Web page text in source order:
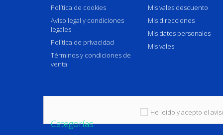
Política de cookies
Aviso legal y condiciones
legales
Política de privacidad
Términos y condiciones de
venta
Mis vales descuento
Mis direcciones
Mis datos personales
Mis vales
Categorías
He leído y acepto el